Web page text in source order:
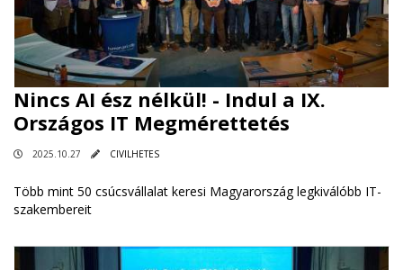
Nincs AI ész nélkül! - Indul a IX.
Országos IT Megmérettetés
2025.10.27 CIVILHETES
Több mint 50 csúcsvállalat keresi Magyarország legkiválóbb IT-
szakembereit